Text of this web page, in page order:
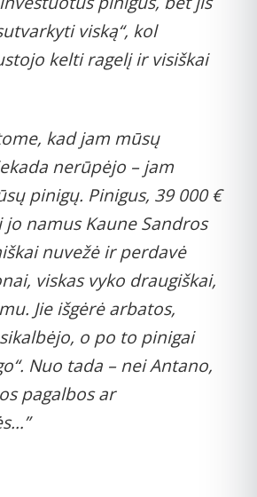
viską“, kol
kelti ragelį ir visiškai
kad jam mūsų
nerūpėjo – jam
pinigų. Pinigus, 39 000 €
jo namus Kaune Sandros
nuvežė ir perdavė
viskas vyko draugiškai,
Jie išgėrė arbatos,
o po to pinigai
Nuo tada – nei Antano,
pagalbos ar